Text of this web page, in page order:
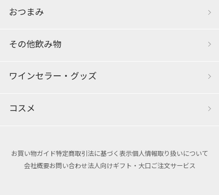
おつまみ
その他飲み物
ワインセラー・グッズ
コスメ
お買い物ガイド特定商取引法に基づく表示個人情報取り扱いについて
会社概要お問い合わせ法人向けギフト・大口ご注文サービス